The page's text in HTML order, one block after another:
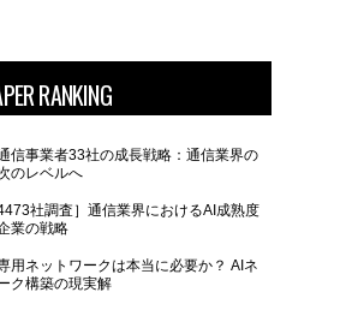
RANKING
信事業者33社の成長戦略：通信業界の
のレベルへ
4473社調査］通信業界におけるAI成熟度
業の戦略
用ネットワークは本当に必要か？ AIネ
ク構築の現実解